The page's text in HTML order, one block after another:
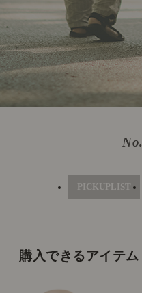
No.
PICKUPLIST
購入できるアイテム